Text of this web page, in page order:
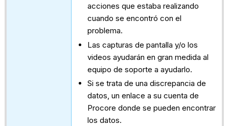
acciones que estaba realizando
cuando se encontró con el
problema.
Las capturas de pantalla y/o los
videos ayudarán en gran medida al
equipo de soporte a ayudarlo.
Si se trata de una discrepancia de
datos, un enlace a su cuenta de
Procore donde se pueden encontrar
los datos.